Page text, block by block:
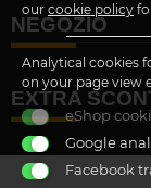
NEGOZIO
EXTRA
our cookie policy
Analytical cookies
on your page view
eShop
Google
Facebook